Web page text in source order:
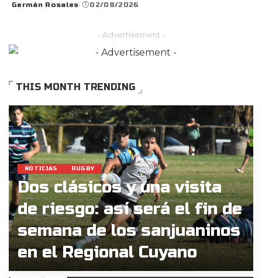
Posted
Germán Rosales 02/08/2026
- Advertisement -
THIS MONTH TRENDING
NOTICIAS RUGBY
Dos clásicos y una visita
de riesgo: así será el fin de
semana de los sanjuaninos
en el Regional Cuyano